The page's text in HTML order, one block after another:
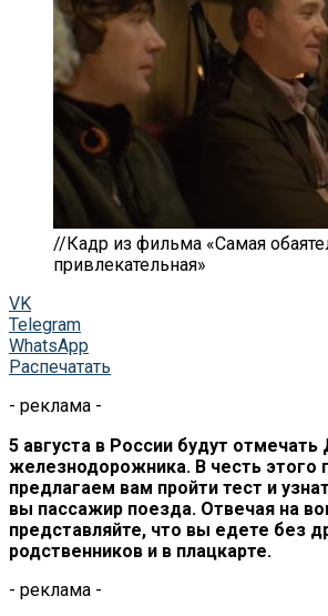
//Кадр из фильма «Самая
привлекательная»
VK
Telegram
WhatsApp
Распечатать
- реклама -
5 августа в России будут отмечать
железнодорожника. В честь этого
предлагаем вам пройти тест и
вы пассажир поезда. Отвечая на
представляйте, что вы едете без
родственников и в плацкарте.
- реклама -